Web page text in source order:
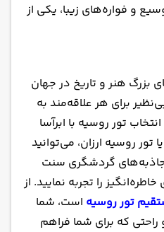
و فواره‌های زیبا، یکی از
بزرگ هنر و تاریخ در جهان
برای هر علاقه‌مند به
تور روسیه با ابرآسا
تور روسیه ارزان، می‌توانید
جاذبه‌های گردشگری سنت
را تجربه نمایید. از
تور روسیه است، شما
که برای شما فراهم